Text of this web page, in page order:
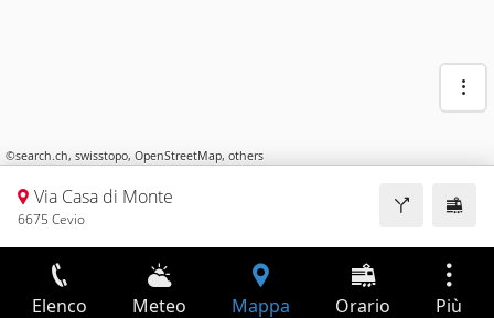
©search.ch, swisstopo, OpenStreetMap, others
Via Casa di Monte
6675 Cevio
Elenco Meteo Mappa Orario Più